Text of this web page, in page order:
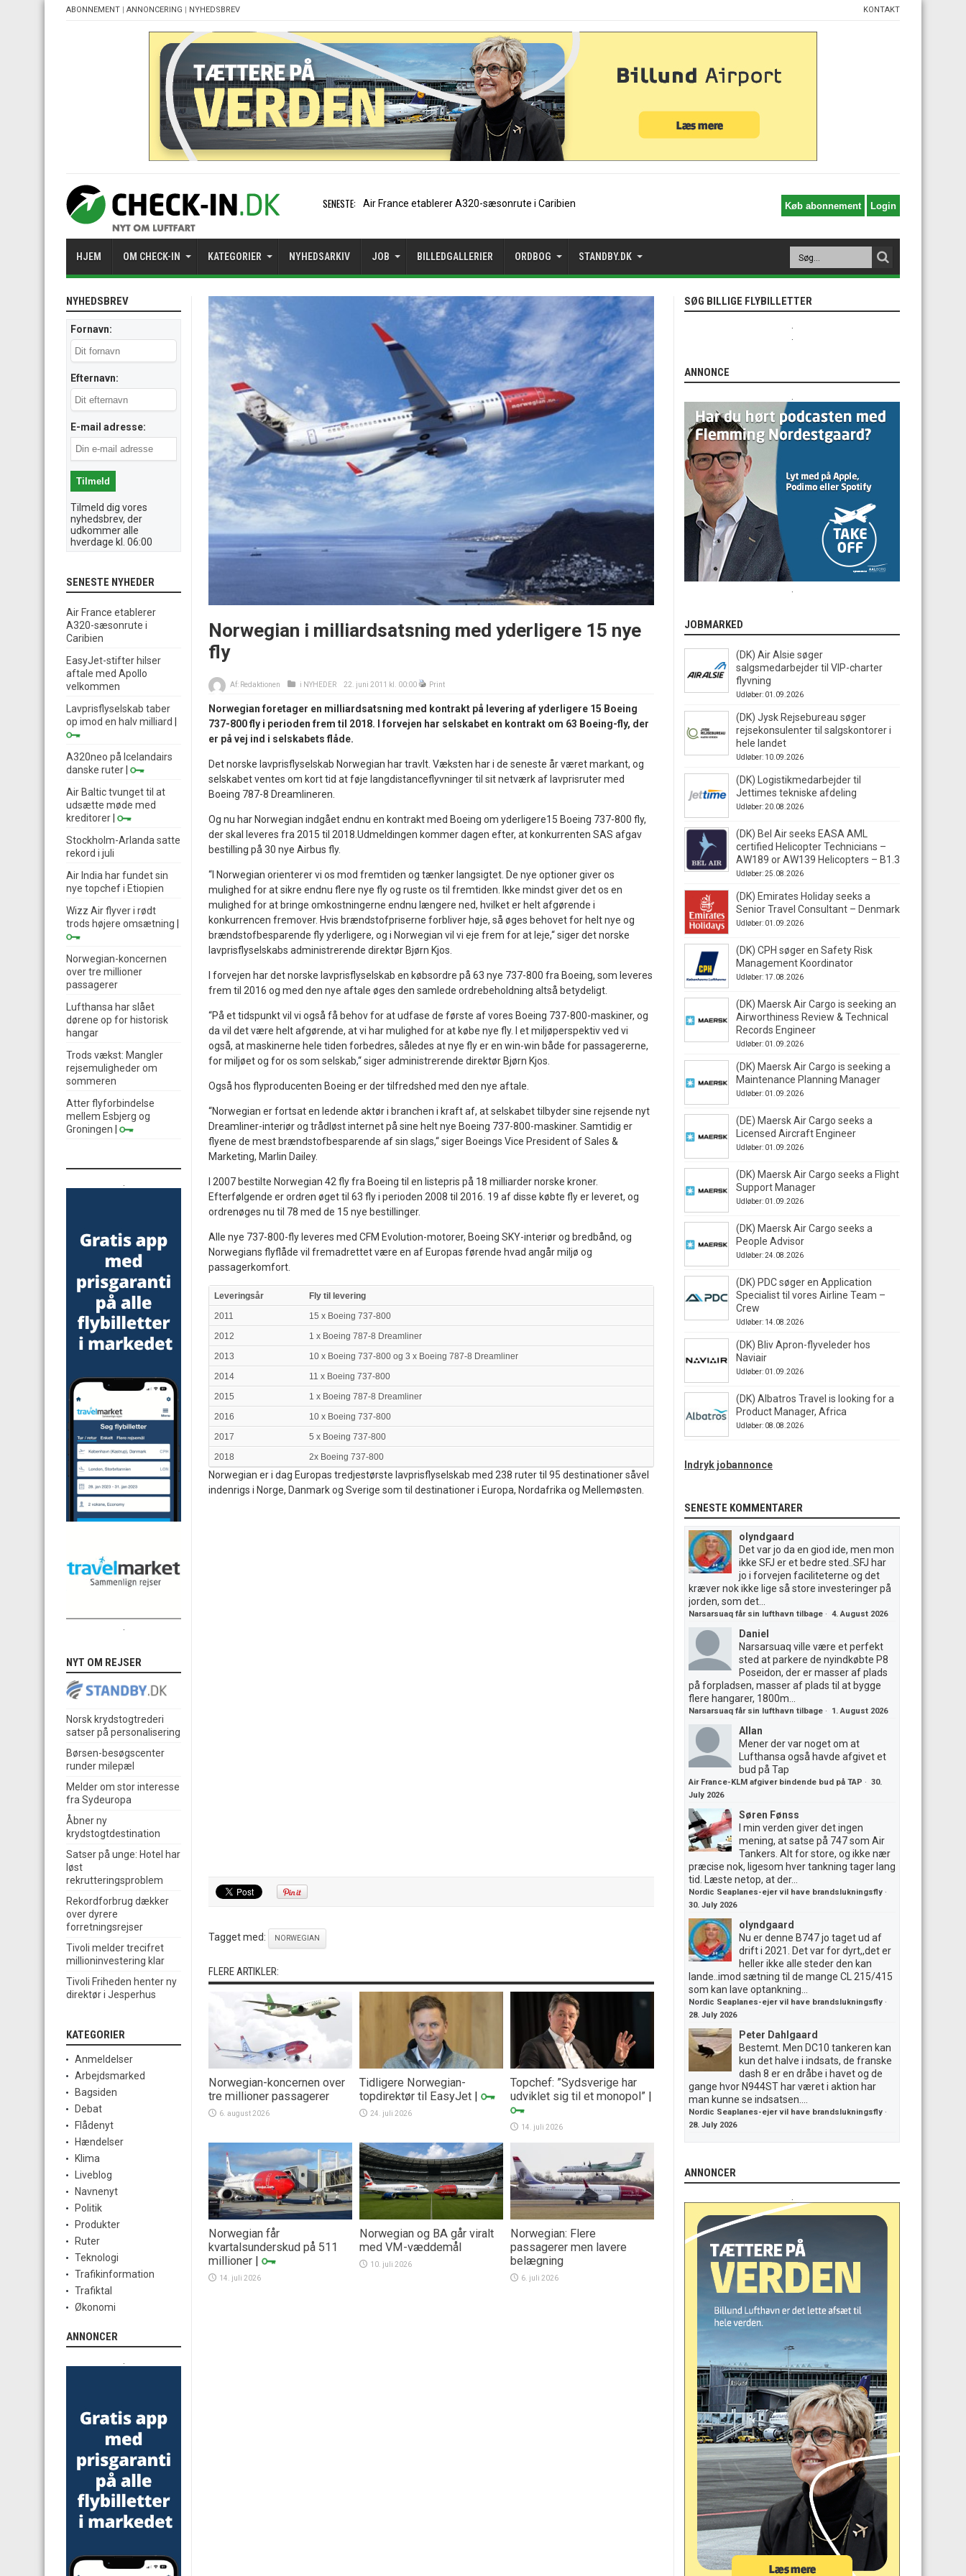
ABONNEMENT | ANNONCERING | NYHEDSBREV KONTAKT
SENESTE: EasyJet-stifter hilse
HJEM OM CHECK-IN KATEGORIER NYHEDSARKIV JOB BILLEDGALLERIER ORDBOG STANDBY.DK
Norwegian i milliardsatsning med yderligere 15 nye
fly
Af: Redaktionen i NYHEDER 22. juni 2011 kl. 00:00 Print
Norwegian foretager en milliardsatsning med kontrakt på levering af yderligere 15 Boeing
737-800 fly i perioden frem til 2018. I forvejen har selskabet en kontrakt om 63 Boeing-fly, der
er på vej ind i selskabets flåde.
Det norske lavprisflyselskab Norwegian har travlt. Væksten har i de seneste år været markant, og
selskabet ventes om kort tid at føje langdistanceflyvninger til sit netværk af lavprisruter med
Boeing 787-8 Dreamlineren.
Og nu har Norwegian indgået endnu en kontrakt med Boeing om yderligere15 Boeing 737-800 fly,
der skal leveres fra 2015 til 2018.Udmeldingen kommer dagen efter, at konkurrenten SAS afgav
bestilling på 30 nye Airbus fly.
“I Norwegian orienterer vi os mod fremtiden og tænker langsigtet. De nye optioner giver os
mulighed for at sikre endnu flere nye fly og ruste os til fremtiden. Ikke mindst giver det os en
mulighed for at bringe omkostningerne endnu længere ned, hvilket er helt afgørende i
konkurrencen fremover. Hvis brændstofpriserne forbliver høje, så øges behovet for helt nye og
brændstofbesparende fly yderligere, og i Norwegian vil vi eje frem for at leje,“ siger det norske
lavprisflyselskabs administrerende direktør Bjørn Kjos.
I forvejen har det norske lavprisflyselskab en købsordre på 63 nye 737-800 fra Boeing, som leveres
frem til 2016 og med den nye aftale øges den samlede ordrebeholdning altså betydeligt.
“På et tidspunkt vil vi også få behov for at udfase de første af vores Boeing 737-800-maskiner, og
da vil det være helt afgørende, at vi har mulighed for at købe nye fly. I et miljøperspektiv ved vi
også, at maskinerne hele tiden forbedres, således at nye fly er en win-win både for passagererne,
for miljøet og for os som selskab,“ siger administrerende direktør Bjørn Kjos.
Også hos flyproducenten Boeing er der tilfredshed med den nye aftale.
“Norwegian er fortsat en ledende aktør i branchen i kraft af, at selskabet tilbyder sine rejsende nyt
Dreamliner-interiør og trådløst internet på sine helt nye Boeing 737-800-maskiner. Samtidig er
flyene de mest brændstofbesparende af sin slags,“ siger Boeings Vice President of Sales &
Marketing, Marlin Dailey.
I 2007 bestilte Norwegian 42 fly fra Boeing til en listepris på 18 milliarder norske kroner.
Efterfølgende er ordren øget til 63 fly i perioden 2008 til 2016. 19 af disse købte fly er leveret, og
ordrenøges nu til 78 med de 15 nye bestillinger.
Alle nye 737-800-fly leveres med CFM Evolution-motorer, Boeing SKY-interiør og bredbånd, og
Norwegians flyflåde vil fremadrettet være en af Europas førende hvad angår miljø og
passagerkomfort.
Leveringsår
Fly til levering
2011
15 x Boeing 737-800
2012
1 x Boeing 787-8 Dreamliner
2013
10 x Boeing 737-800 og 3 x Boeing 787-8 Dreamliner
2014
11 x Boeing 737-800
2015
1 x Boeing 787-8 Dreamliner
2016
10 x Boeing 737-800
2017
5 x Boeing 737-800
2018
2x Boeing 737-800
Norwegian er i dag Europas tredjestørste lavprisflyselskab med 238 ruter til 95 destinationer såvel
indenrigs i Norge, Danmark og Sverige som til destinationer i Europa, Nordafrika og Mellemøsten.
Tagget med: NORWEGIAN
FLERE ARTIKLER:
Norwegian-koncernen over
tre millioner passagerer
6. august 2026
Tidligere Norwegian-
topdirektør til EasyJet |
24. juli 2026
Topchef: ”Sydsverige har
udviklet sig til et monopol” |
14. juli 2026
Norwegian får
kvartalsunderskud på 511
millioner |
14. juli 2026
Norwegian og BA går viralt
med VM-væddemål
10. juli 2026
Norwegian: Flere
passagerer men lavere
belægning
6. juli 2026
NYHEDSBREV
Fornavn:
Efternavn:
E-mail adresse:
Tilmeld dig vores
nyhedsbrev, der
udkommer alle
hverdage kl. 06:00
SENESTE NYHEDER
Air France etablerer
A320-sæsonrute i
Caribien
EasyJet-stifter hilser
aftale med Apollo
velkommen
Lavprisflyselskab taber
op imod en halv milliard
A320neo på Icelandairs
danske ruter
Air Baltic tvunget til at
udsætte møde med
kreditorer
Stockholm-Arlanda satte
rekord i juli
Air India har fundet sin
nye topchef i Etiopien
Wizz Air flyver i rødt
trods højere omsætning
Norwegian-koncernen
over tre millioner
passagerer
Lufthansa har slået
dørene op for historisk
hangar
Trods vækst: Mangler
rejsemuligheder om
sommeren
Atter flyforbindelse
mellem Esbjerg og
Groningen
NYT OM REJSER
Norsk krydstogtrederi
satser på personalisering
Børsen-besøgscenter
runder milepæl
Melder om stor interesse
fra Sydeuropa
Åbner ny
krydstogtdestination
Satser på unge: Hotel har
løst
rekrutteringsproblem
Rekordforbrug dækker
over dyrere
forretningsrejser
Tivoli melder trecifret
millioninvestering klar
Tivoli Friheden henter ny
direktør i Jesperhus
KATEGORIER
Anmeldelser
Arbejdsmarked
Bagsiden
Debat
Flådenyt
Hændelser
Klima
Liveblog
Navnenyt
Politik
Produkter
Ruter
Teknologi
Trafikinformation
Trafiktal
Økonomi
ANNONCER
SØG BILLIGE FLYBILLETTER
ANNONCE
JOBMARKED
(DK) Air Alsie søger
salgsmedarbejder til VIP-charter
flyvning
Udløber: 01.09.2026
(DK) Jysk Rejsebureau søger
rejsekonsulenter til salgskontorer i
hele landet
Udløber: 10.09.2026
(DK) Logistikmedarbejder til
Jettimes tekniske afdeling
Udløber: 20.08.2026
(DK) Bel Air seeks EASA AML
certified Helicopter Technicians –
AW189 or AW139 Helicopters – B1.3
Udløber: 25.08.2026
(DK) Emirates Holiday seeks a
Senior Travel Consultant – Denmark
Udløber: 01.09.2026
(DK) CPH søger en Safety Risk
Management Koordinator
Udløber: 17.08.2026
(DK) Maersk Air Cargo is seeking an
Airworthiness Review & Technical
Records Engineer
Udløber: 01.09.2026
(DK) Maersk Air Cargo is seeking a
Maintenance Planning Manager
Udløber: 01.09.2026
(DE) Maersk Air Cargo seeks a
Licensed Aircraft Engineer
Udløber: 01.09.2026
(DK) Maersk Air Cargo seeks a Flight
Support Manager
Udløber: 01.09.2026
(DK) Maersk Air Cargo seeks a
People Advisor
Udløber: 24.08.2026
(DK) PDC søger en Application
Specialist til vores Airline Team –
Crew
Udløber: 14.08.2026
(DK) Bliv Apron-flyveleder hos
Naviair
Udløber: 01.09.2026
(DK) Albatros Travel is looking for a
Product Manager, Africa
Udløber: 08.08.2026
Indryk jobannonce
SENESTE KOMMENTARER
olyndgaard
Det var jo da en giod ide, men mon
ikke SFJ er et bedre sted..SFJ har
jo i forvejen faciliteterne og det
kræver nok ikke lige så store investeringer på
jorden, som det...
Narsarsuaq får sin lufthavn tilbage · 4. August 2026
Daniel
Narsarsuaq ville være et perfekt
sted at parkere de nyindkøbte P8
Poseidon, der er masser af plads
på forpladsen, masser af plads til at bygge
flere hangarer, 1800m...
Narsarsuaq får sin lufthavn tilbage · 1. August 2026
Allan
Mener der var noget om at
Lufthansa også havde afgivet et
bud på Tap
Air France-KLM afgiver bindende bud på TAP · 30.
July 2026
Søren Fønss
I min verden giver det ingen
mening, at satse på 747 som Air
Tankers. Alt for store, og ikke nær
præcise nok, ligesom hver tankning tager lang
tid. Læste netop, at der...
Nordic Seaplanes-ejer vil have brandslukningsfly ·
30. July 2026
olyndgaard
Nu er denne B747 jo taget ud af
drift i 2021. Det var for dyrt,,det er
heller ikke alle steder den kan
lande..imod sætning til de mange CL 215/415
som kan lave optankning...
Nordic Seaplanes-ejer vil have brandslukningsfly ·
28. July 2026
Peter Dahlgaard
Bestemt. Men DC10 tankeren kan
kun det halve i indsats, de franske
dash 8 er en dråbe i havet og de
gange hvor N944ST har været i aktion har
man kunne se indsatsen....
Nordic Seaplanes-ejer vil have brandslukningsfly ·
28. July 2026
ANNONCER